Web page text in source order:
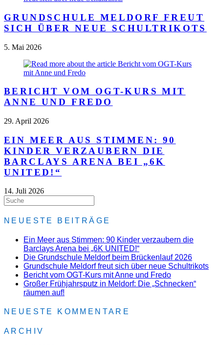
GRUNDSCHULE MELDORF FREUT
SICH ÜBER NEUE SCHULTRIKOTS
5. Mai 2026
BERICHT VOM OGT-KURS MIT
ANNE UND FREDO
29. April 2026
EIN MEER AUS STIMMEN: 90
KINDER VERZAUBERN DIE
BARCLAYS ARENA BEI „6K
UNITED!“
14. Juli 2026
NEUESTE BEITRÄGE
Ein Meer aus Stimmen: 90 Kinder verzaubern die
Barclays Arena bei „6K UNITED!“
Die Grundschule Meldorf beim Brückenlauf 2026
Grundschule Meldorf freut sich über neue Schultrikots
Bericht vom OGT-Kurs mit Anne und Fredo
Großer Frühjahrsputz in Meldorf: Die „Schnecken“
räumen auf!
NEUESTE KOMMENTARE
ARCHIV